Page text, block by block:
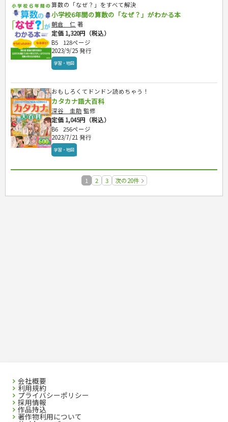
算数の「なぜ？」をすべて解決
小学校6年間の算数の「なぜ？」がわかる本
朝倉 仁 著
定価 1,320円（税込）
B5
128ページ
2023/9/25 発行
学習・地図
おもしろくてドンドン読めちゃう！
カタカナ語大百科
深谷 圭助 監修
定価 1,045円（税込）
B6
256ページ
2023/7/21 発行
学習・地図
1 2 3 次の20件
会社概要
利用規約
プライバシーポリシー
採用情報
作品持込
著作物利用について